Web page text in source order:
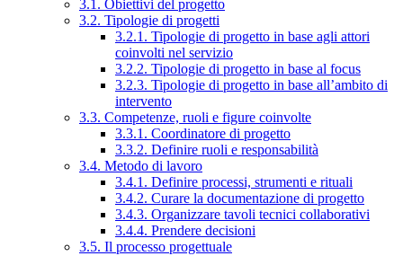
3.1. Obiettivi del progetto
3.2. Tipologie di progetti
3.2.1. Tipologie di progetto in base agli attori
coinvolti nel servizio
3.2.2. Tipologie di progetto in base al focus
3.2.3. Tipologie di progetto in base all’ambito di
intervento
3.3. Competenze, ruoli e figure coinvolte
3.3.1. Coordinatore di progetto
3.3.2. Definire ruoli e responsabilità
3.4. Metodo di lavoro
3.4.1. Definire processi, strumenti e rituali
3.4.2. Curare la documentazione di progetto
3.4.3. Organizzare tavoli tecnici collaborativi
3.4.4. Prendere decisioni
3.5. Il processo progettuale